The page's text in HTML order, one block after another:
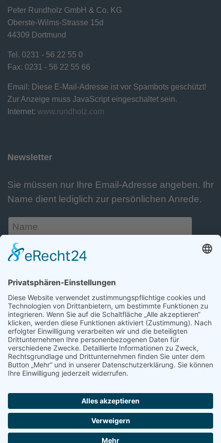
Peter Rundholz GmbH & Co. KG
Oberste-Wilms-Strasse 15d
44309 Dortmund
Tel. 0231 - 56 22 55 0
Fax: 0231 - 56 22 55 66
Email: Diese E-Mail-Adresse ist vor Spambots geschützt!
Zur Anzeige muss JavaScript eingeschaltet sein.
Internet: www.rundholz.com
Newsletter
Sie müssen nur Ihre Email-Adresse angeben. Ihr
Name dient lediglich zur persönlichen Anrede.
Zertifikate